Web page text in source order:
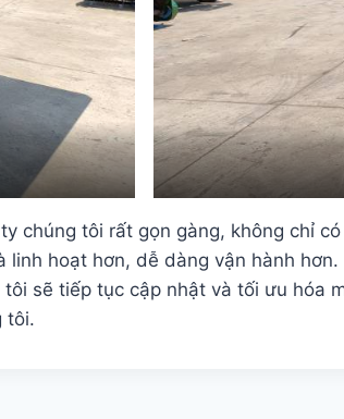
chúng tôi rất gọn gàng, không chỉ
hoạt hơn, dễ dàng vận hành
sẽ tiếp tục cập nhật và tối ưu hóa
tôi.